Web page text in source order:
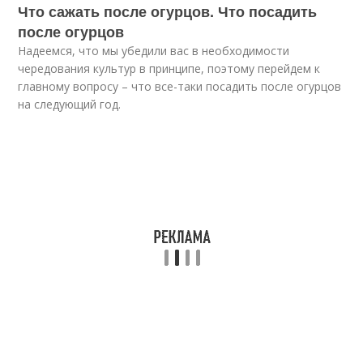
Что сажать после огурцов. Что посадить
после огурцов
Надеемся, что мы убедили вас в необходимости
чередования культур в принципе, поэтому перейдем к
главному вопросу – что все-таки посадить после огурцов
на следующий год.